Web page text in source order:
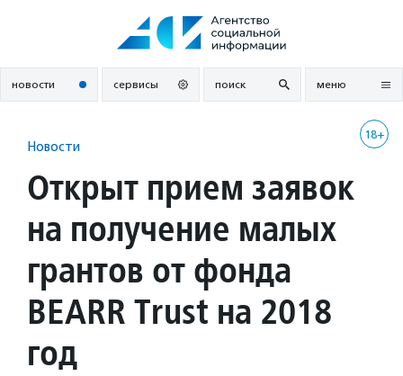
новости сервисы поиск меню
18+
Новости
Открыт прием заявок
на получение малых
грантов от фонда
BEARR Trust на 2018
год